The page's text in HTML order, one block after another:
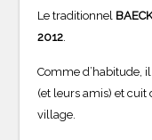
Le traditionnel
2012
Comme d’habitude,
(et leurs amis) et cuit
village.